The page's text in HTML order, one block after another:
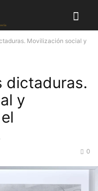
Movilización social y
dictaduras.
y
0